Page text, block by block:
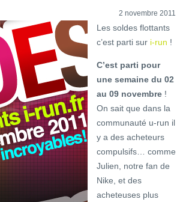
2 novembre 2011
Les soldes flottants
c’est parti sur i-run !
C’est parti pour
une semaine du 02
au 09 novembre !
On sait que dans la
communauté u-run il
y a des acheteurs
compulsifs… comme
Julien, notre fan de
Nike, et des
acheteuses plus